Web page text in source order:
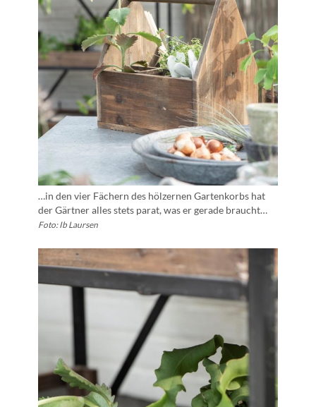
…in den vier Fächern des hölzernen Gartenkorbs hat
der Gärtner alles stets parat, was er gerade braucht…
Foto: Ib Laursen